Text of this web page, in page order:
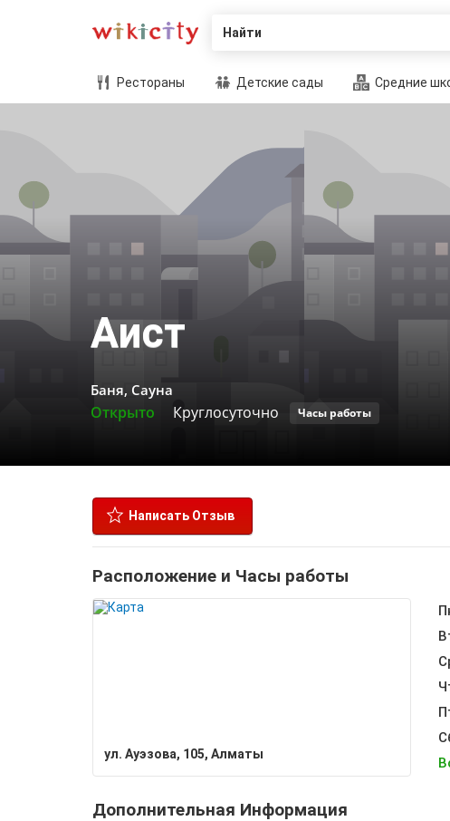
Найти
Рестораны Детские сады Средние
Аист
Баня, Сауна
Открыто Круглосуточно Часы работы
Написать Отзыв
Расположение и Часы работы
ул. Ауэзова, 105, Алматы
Дополнительная Информация